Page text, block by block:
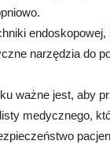
narzędzia do
ważne jest, aby
medycznego,